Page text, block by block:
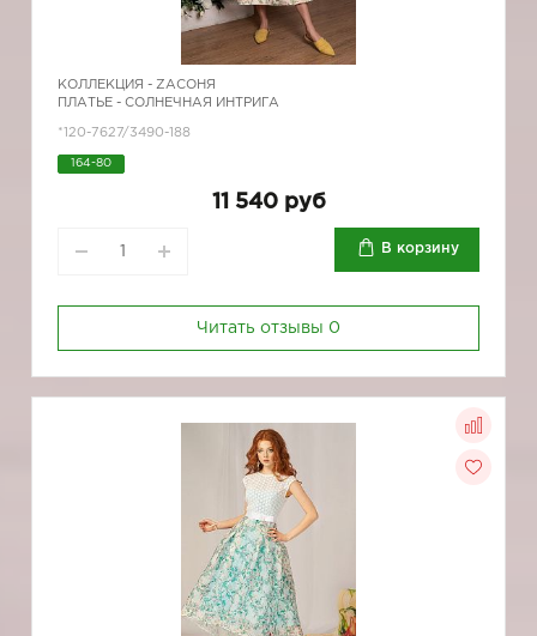
КОЛЛЕКЦИЯ - ZAСОНЯ
ПЛАТЬЕ - СОЛНЕЧНАЯ ИНТРИГА
*120-7627/3490-188
164-80
11 540 руб
В корзину
Читать отзывы 0